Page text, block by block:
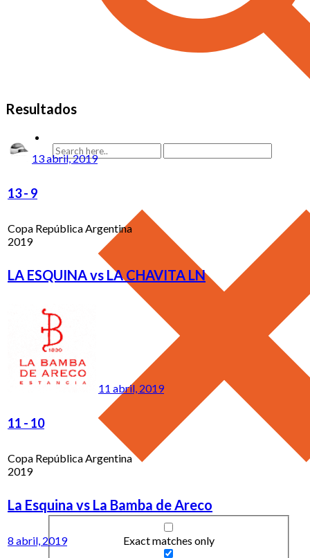
Exact matches only
Resultados
13 abril, 2019
13- 9
Copa República Argentina
2019
LA ESQUINA vs LA CHAVITA LN
11 abril, 2019
11 - 10
Copa República Argentina
2019
La Esquina vs La Bamba de Areco
8 abril, 2019